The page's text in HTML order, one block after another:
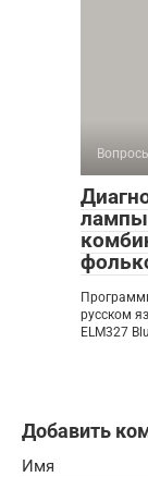
лампы
русском
ELM327
Добавить
Имя